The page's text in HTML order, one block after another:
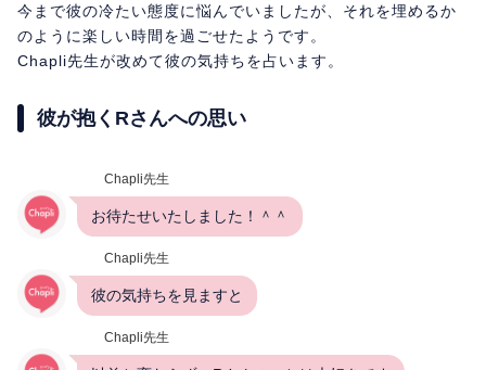
今まで彼の冷たい態度に悩んでいましたが、それを埋めるか
のように楽しい時間を過ごせたようです。
Chapli先生が改めて彼の気持ちを占います。
彼が抱くRさんへの思い
Chapli先生
お待たせいたしました！＾＾
Chapli先生
彼の気持ちを見ますと
Chapli先生